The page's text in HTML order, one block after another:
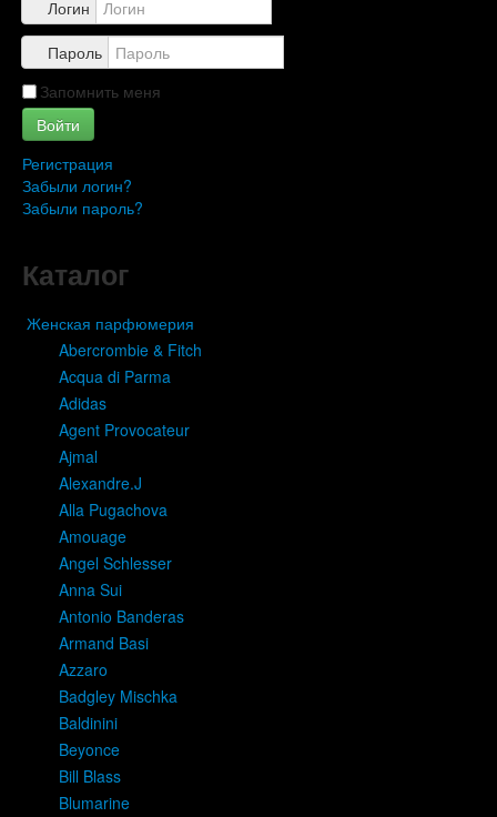
Логин
Пароль
Запомнить меня
Войти
Регистрация
Забыли логин?
Забыли пароль?
Каталог
Женская парфюмерия
Abercrombie & Fitch
Acqua di Parma
Adidas
Agent Provocateur
Ajmal
Alexandre.J
Alla Pugachova
Amouage
Angel Schlesser
Anna Sui
Antonio Banderas
Armand Basi
Azzaro
Badgley Mischka
Baldinini
Beyonce
Bill Blass
Blumarine